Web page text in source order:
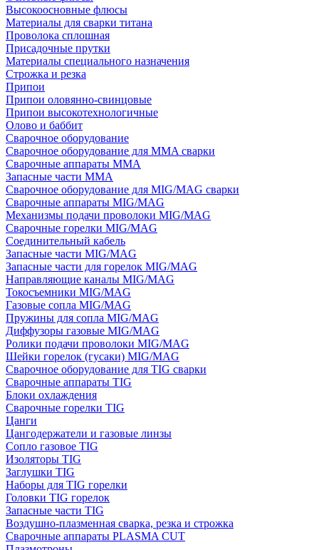
Высокоосновные флюсы
Материалы для сварки титана
Проволока сплошная
Присадочные прутки
Материалы специального назначения
Строжка и резка
Припои
Припои оловянно-свинцовые
Припои высокотехнологичные
Олово и баббит
Сварочное оборудование
Сварочное оборудование для MMA сварки
Сварочные аппараты MMA
Запасные части MMA
Сварочное оборудование для MIG/MAG сварки
Сварочные аппараты MIG/MAG
Механизмы подачи проволоки MIG/MAG
Сварочные горелки MIG/MAG
Соединительный кабель
Запасные части MIG/MAG
Запасные части для горелок MIG/MAG
Направляющие каналы MIG/MAG
Токосъемники MIG/MAG
Газовые сопла MIG/MAG
Пружины для сопла MIG/MAG
Диффузоры газовые MIG/MAG
Ролики подачи проволоки MIG/MAG
Шейки горелок (гусаки) MIG/MAG
Сварочное оборудование для TIG сварки
Сварочные аппараты TIG
Блоки охлаждения
Сварочные горелки TIG
Цанги
Цангодержатели и газовые линзы
Сопло газовое TIG
Изоляторы TIG
Заглушки TIG
Наборы для TIG горелки
Головки TIG горелок
Запасные части TIG
Воздушно-плазменная сварка, резка и строжка
Сварочные аппараты PLASMA CUT